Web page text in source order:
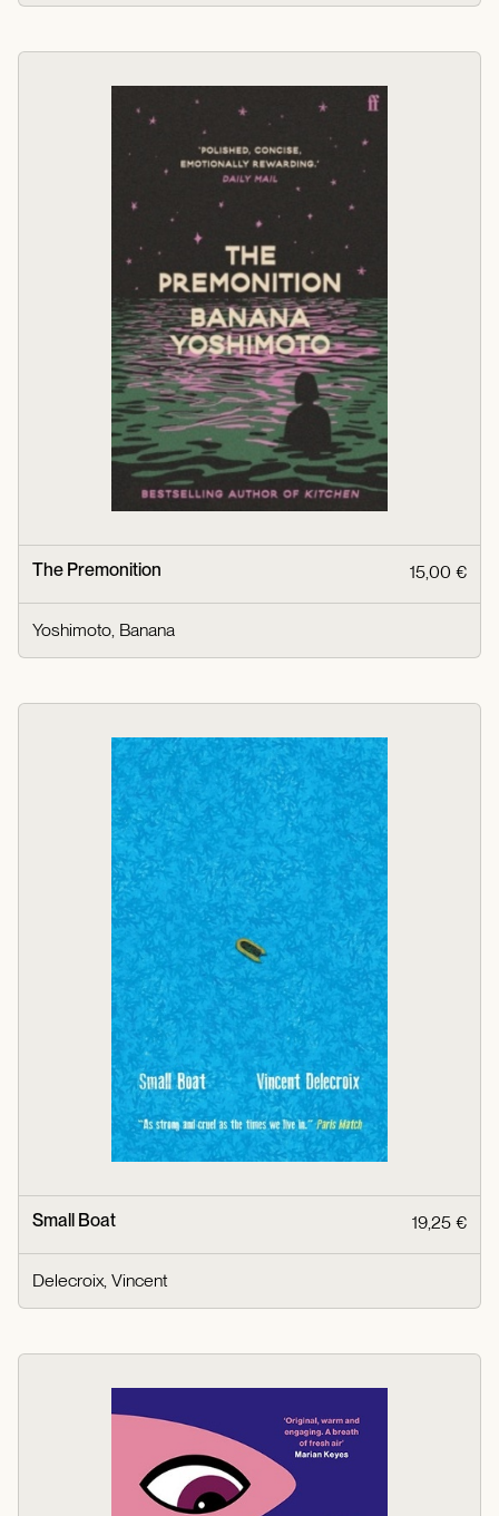
The Premonition 15,00 €
Yoshimoto, Banana
Small Boat 19,25 €
Delecroix, Vincent